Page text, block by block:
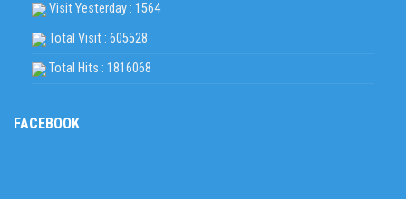
Visit Yesterday : 1564
Total Visit : 605528
Total Hits : 1816068
FACEBOOK